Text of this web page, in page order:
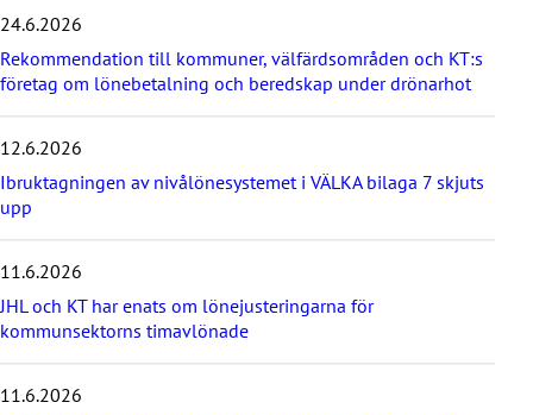
r
d
e
n
a
s
e
n
y
h
e
t
e
24.6.2026
Rekommendation till kommuner, välfärdsområden och KT:s
företag om lönebetalning och beredskap under drönarhot
12.6.2026
Ibruktagningen av nivålönesystemet i VÄLKA bilaga 7 skjuts
upp
11.6.2026
JHL och KT har enats om lönejusteringarna för
kommunsektorns timavlönade
11.6.2026